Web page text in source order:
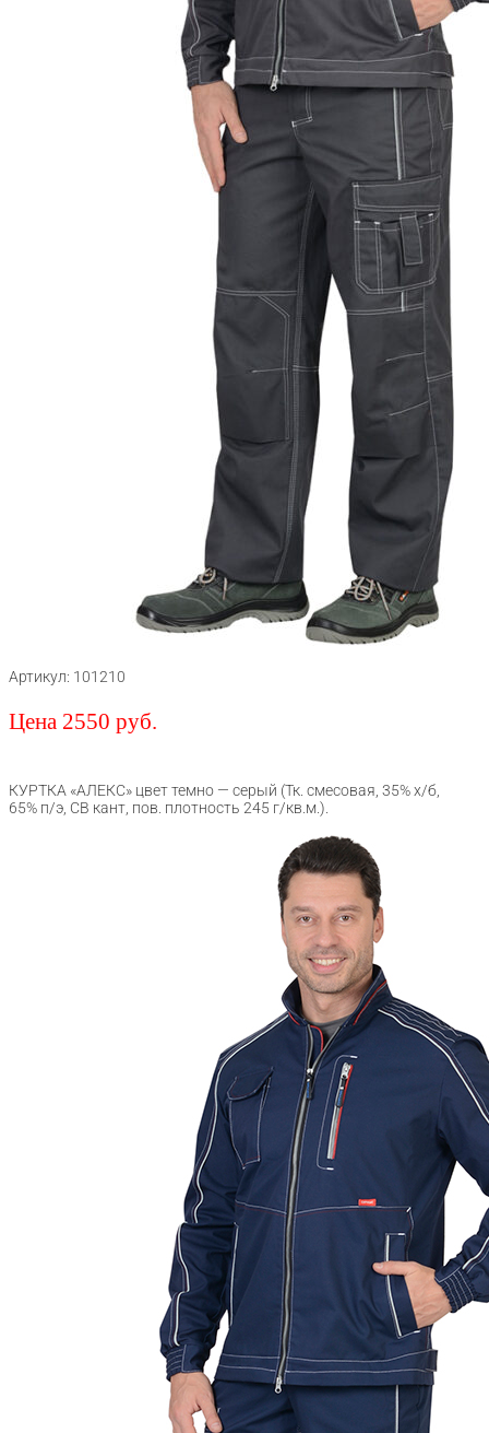
Артикул: 101210
Цена 2550 руб.
КУРТКА «АЛЕКС» цвет темно — серый (Тк. смесовая, 35% х/б,
65% п/э, СВ кант, пов. плотность 245 г/кв.м.).